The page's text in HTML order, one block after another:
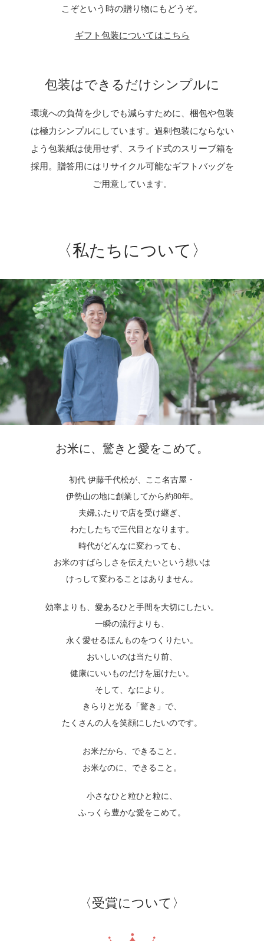
こぞという時の贈り物にもどうぞ。
ギフト包装についてはこちら
包装はできるだけシンプルに
環境への負荷を少しでも減らすために、梱包や包装
は極力シンプルにしています。過剰包装にならない
よう包装紙は使用せず、スライド式のスリーブ箱を
採用。贈答用にはリサイクル可能なギフトバッグを
ご用意しています。
〈私たちについて〉
お米に、驚きと愛をこめて。
初代 伊藤千代松が、ここ名古屋・
伊勢山の地に創業してから約80年。
夫婦ふたりで店を受け継ぎ、
わたしたちで三代目となります。
時代がどんなに変わっても、
お米のすばらしさを伝えたいという想いは
けっして変わることはありません。
効率よりも、愛あるひと手間を大切にしたい。
一瞬の流行よりも、
永く愛せるほんものをつくりたい。
おいしいのは当たり前、
健康にいいものだけを届けたい。
そして、なにより。
きらりと光る「驚き」で、
たくさんの人を笑顔にしたいのです。
お米だから、できること。
お米なのに、できること。
小さなひと粒ひと粒に、
ふっくら豊かな愛をこめて。
〈受賞について〉